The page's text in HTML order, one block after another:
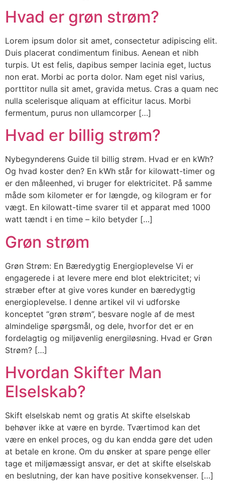
Hvad er grøn strøm?
Lorem ipsum dolor sit amet, consectetur adipiscing elit.
Duis placerat condimentum finibus. Aenean et nibh
turpis. Ut est felis, dapibus semper lacinia eget, luctus
non erat. Morbi ac porta dolor. Nam eget nisl varius,
porttitor nulla sit amet, gravida metus. Cras a quam nec
nulla scelerisque aliquam at efficitur lacus. Morbi
fermentum, purus non ullamcorper […]
Hvad er billig strøm?
Nybegynderens Guide til billig strøm. Hvad er en kWh?
Og hvad koster den? En kWh står for kilowatt-timer og
er den måleenhed, vi bruger for elektricitet. På samme
måde som kilometer er for længde, og kilogram er for
vægt. En kilowatt-time svarer til et apparat med 1000
watt tændt i en time – kilo betyder […]
Grøn strøm
Grøn Strøm: En Bæredygtig Energioplevelse Vi er
engagerede i at levere mere end blot elektricitet; vi
stræber efter at give vores kunder en bæredygtig
energioplevelse. I denne artikel vil vi udforske
konceptet “grøn strøm”, besvare nogle af de mest
almindelige spørgsmål, og dele, hvorfor det er en
fordelagtig og miljøvenlig energiløsning. Hvad er Grøn
Strøm? […]
Hvordan Skifter Man
Elselskab?
Skift elselskab nemt og gratis At skifte elselskab
behøver ikke at være en byrde. Tværtimod kan det
være en enkel proces, og du kan endda gøre det uden
at betale en krone. Om du ønsker at spare penge eller
tage et miljømæssigt ansvar, er det at skifte elselskab
en beslutning, der kan have positive konsekvenser. […]